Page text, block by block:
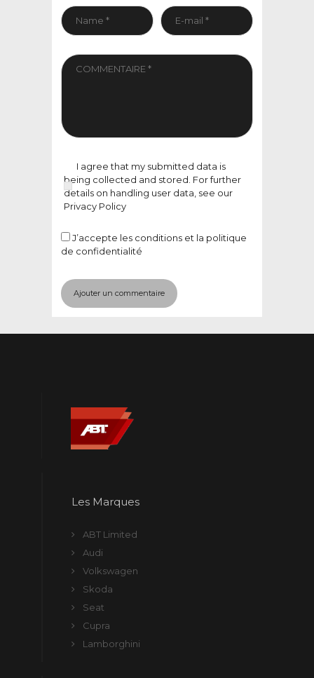
I agree that my submitted data is
being collected and stored. For further
details on handling user data, see our
Privacy Policy
J’accepte les conditions et la politique
de confidentialité
Les Marques
ABT Limited
Audi
Volkswagen
Skoda
Seat
Cupra
Lamborghini